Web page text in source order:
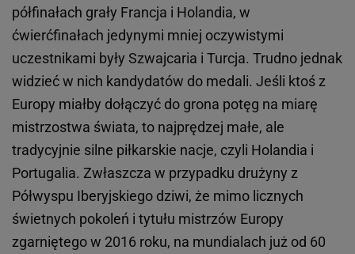
półfinałach grały Francja i Holandia, w
ćwierćfinałach jedynymi mniej oczywistymi
uczestnikami były Szwajcaria i Turcja. Trudno jednak
widzieć w nich kandydatów do medali. Jeśli ktoś z
Europy miałby dołączyć do grona potęg na miarę
mistrzostwa świata, to najprędzej małe, ale
tradycyjnie silne piłkarskie nacje, czyli Holandia i
Portugalia. Zwłaszcza w przypadku drużyny z
Półwyspu Iberyjskiego dziwi, że mimo licznych
świetnych pokoleń i tytułu mistrzów Europy
zgarniętego w 2016 roku, na mundialach już od 60